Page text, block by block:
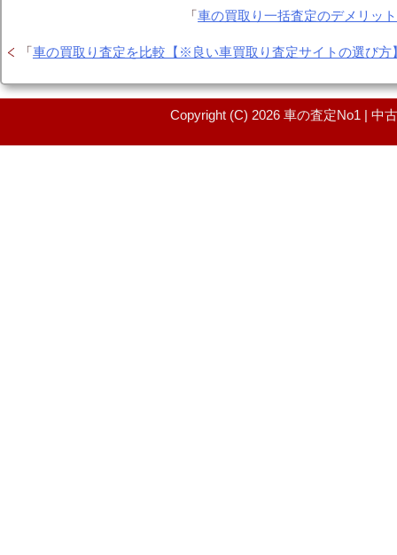
「車の買取り一括査定のデメリッ
「 車の買取り査定を比較【※良い車買取り査定サイトの選び方
Copyright (C) 2026 車の査定No1 | 中